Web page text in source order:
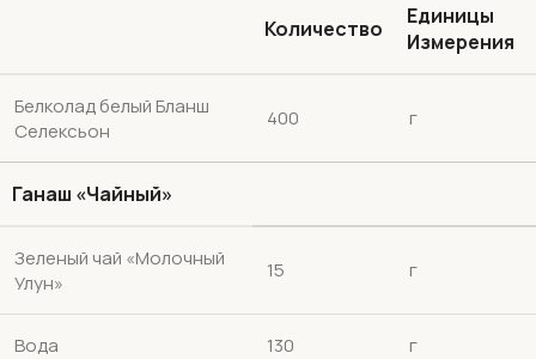
Количество
Единицы
Измерения
Белколад белый Бланш
Селексьон
400 г
Ганаш «чайный»
Зеленый чай «Молочный
Улун»
15 г
Вода 130 г